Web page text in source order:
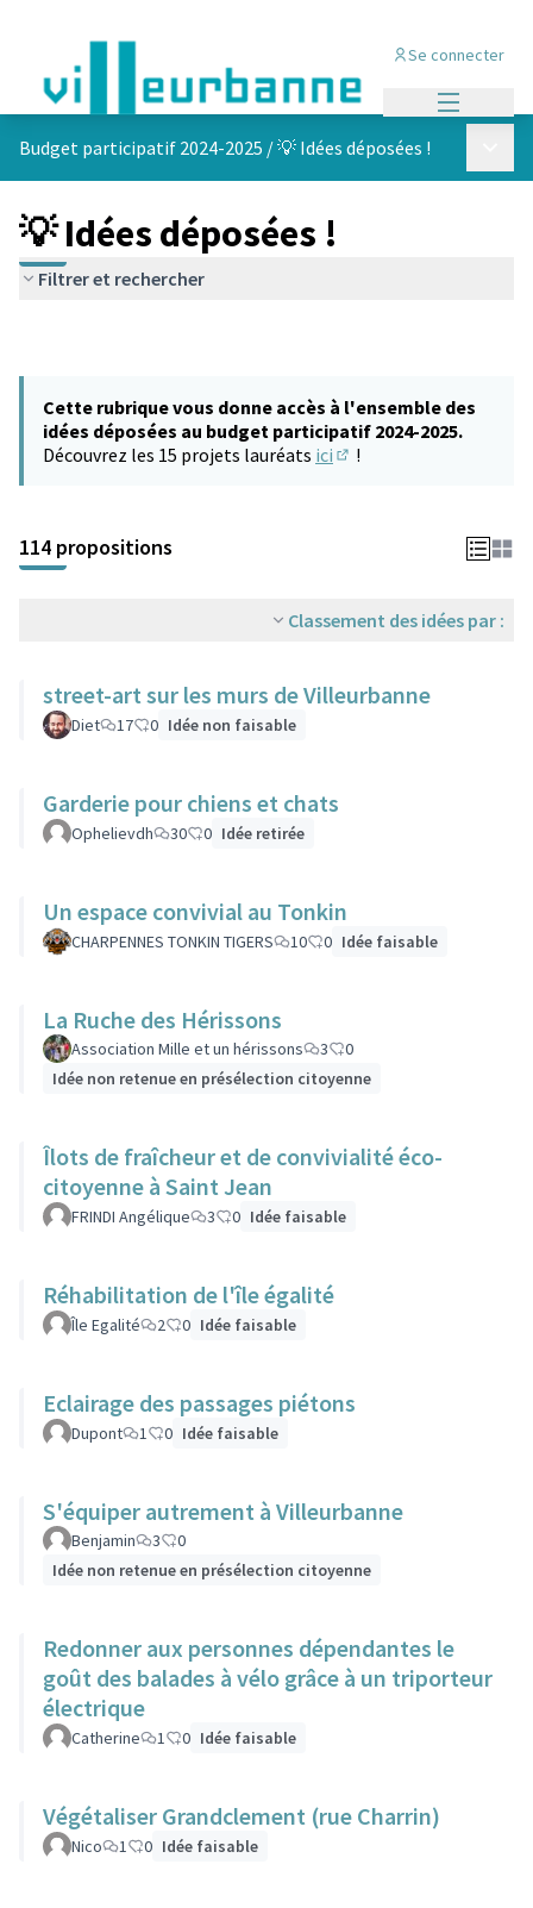
Se connecter
Budget participatif 2024-2025 /💡 Idées déposées !
💡 Idées déposées !
Filtrer et rechercher
Cette rubrique vous donne accès à l'ensemble des
idées déposées au budget participatif 2024-2025.
Découvrez les 15 projets lauréats ici !
114 propositions
Classement des idées par :
street-art sur les murs de Villeurbanne
Diet 17 0 Idée non faisable
Garderie pour chiens et chats
Ophelievdh 30 0 Idée retirée
Un espace convivial au Tonkin
CHARPENNES TONKIN TIGERS 10 0 Idée faisable
La Ruche des Hérissons
Association Mille et un hérissons 3
0
Idée non retenue en présélection citoyenne
Îlots de fraîcheur et de convivialité éco-
citoyenne à Saint Jean
FRINDI Angélique 3 0 Idée faisable
Réhabilitation de l'île égalité
Île Egalité 2 0 Idée faisable
Eclairage des passages piétons
Dupont 1 0 Idée faisable
S'équiper autrement à Villeurbanne
Benjamin 3
0
Idée non retenue en présélection citoyenne
Redonner aux personnes dépendantes le
goût des balades à vélo grâce à un triporteur
électrique
Catherine 1 0 Idée faisable
Végétaliser Grandclement (rue Charrin)
Nico 1 0 Idée faisable